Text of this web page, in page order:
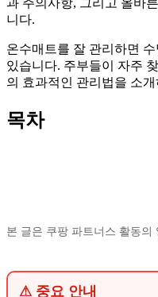
니다.
온수매트를 잘 관리하면
있습니다. 주부들이 자주
의 효과적인 관리법을 소
목차
본 글은 쿠팡 파트너스 활동의
⚠ 중요 안내